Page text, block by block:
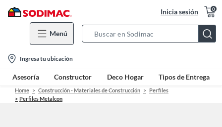
Inicia sesión 0
Menú
Bar
location-
icon
Ingresa tu ubicación
Asesoría Constructor Deco Hogar Tipos de Entrega
Home Construcción - Materiales de Construcción
Perfiles
Perfiles Metalcon